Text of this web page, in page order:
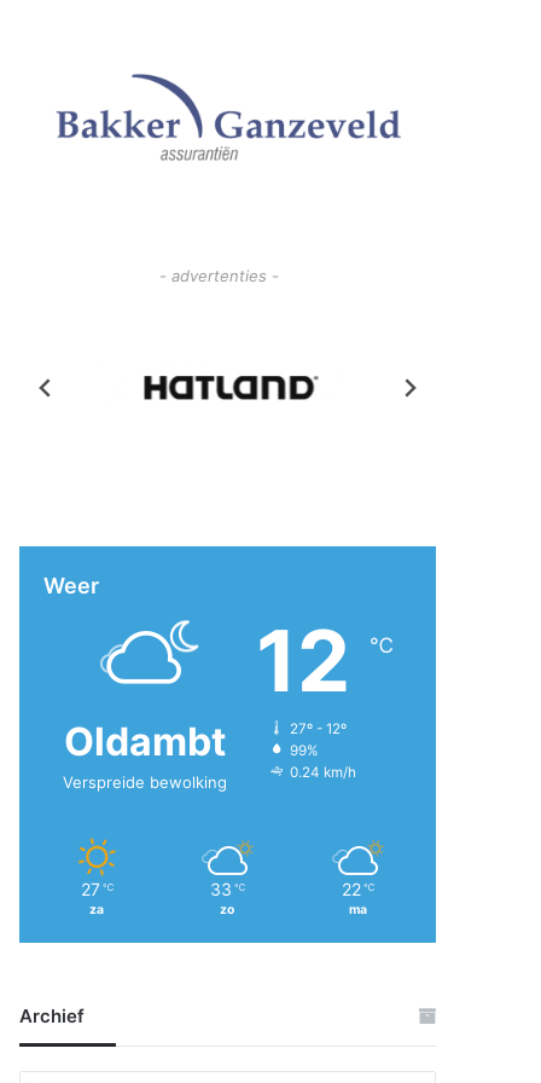
- advertenties -
Weer
Oldambt
Verspreide bewolking
12 ℃
27º - 12º
99%
0.24 km/h
27 ℃
za
33 ℃
zo
22 ℃
ma
Archief